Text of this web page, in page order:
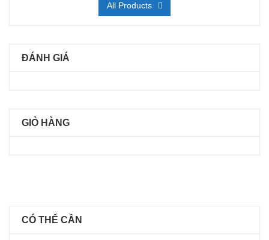
All Products
ĐÁNH GIÁ
GIỎ HÀNG
CÓ THỂ CẦN